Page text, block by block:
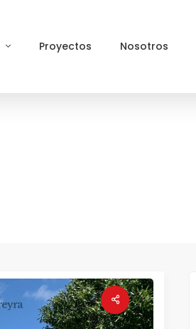
Proyectos Nosotros